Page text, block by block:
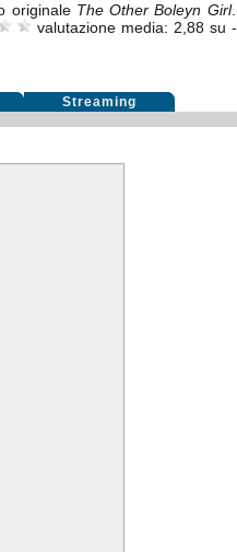
originale The Other Boleyn Girl.
valutazione media: 2,88 su
Streaming